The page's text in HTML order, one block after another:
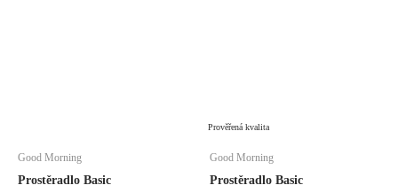
Good Morning
Prostěradlo Basic
Prověřená kvalita
Good Morning
Prostěradlo Basic